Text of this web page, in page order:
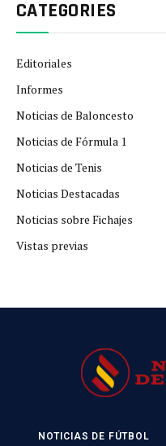
CATEGORIES
Editoriales
Informes
Noticias de Baloncesto
Noticias de Fórmula 1
Noticias de Tenis
Noticias Destacadas
Noticias sobre Fichajes
Vistas previas
NOTICIAS DE FÚTBOL